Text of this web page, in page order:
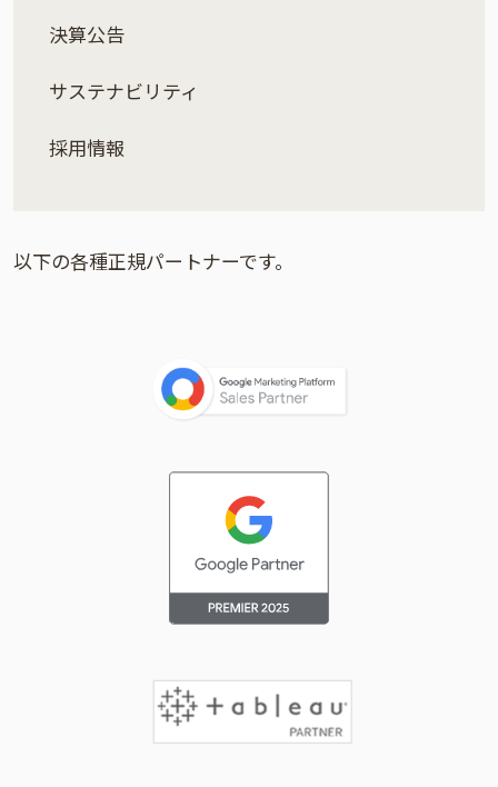
決算公告
サステナビリティ
採用情報
以下の各種正規パートナーです。